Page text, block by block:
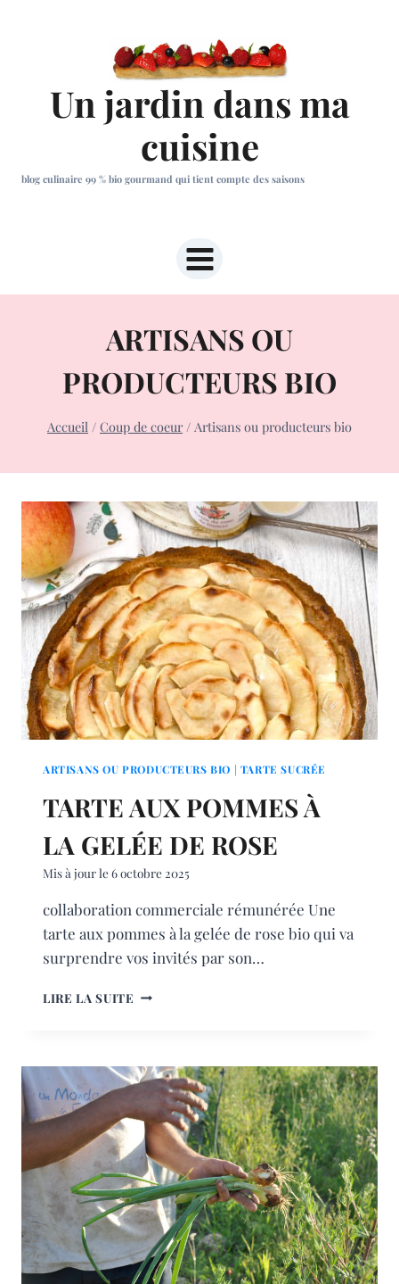
Un jardin dans ma
cuisine
blog culinaire 99 % bio gourmand qui tient compte des saisons
ARTISANS OU
PRODUCTEURS BIO
Accueil / Coup de coeur / Artisans ou producteurs bio
ARTISANS OU PRODUCTEURS BIO | TARTE SUCRÉE
TARTE AUX POMMES À
LA GELÉE DE ROSE
Mis à jour le6 octobre 2025
collaboration commerciale rémunérée Une
tarte aux pommes à la gelée de rose bio qui va
surprendre vos invités par son…
LIRE LA SUITE TARTE
LA
GELÉE
ROSE